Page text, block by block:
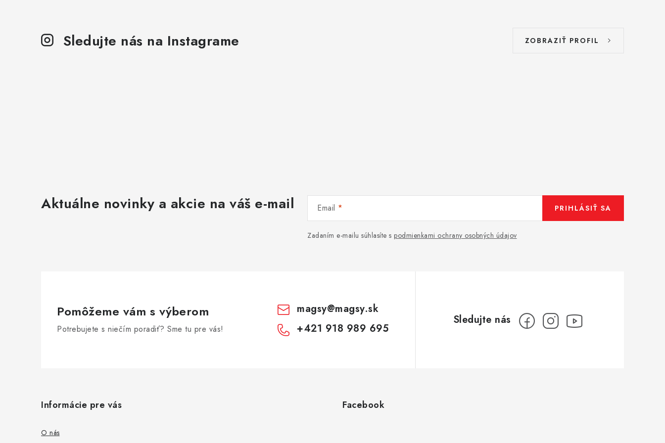
Sledujte nás na Instagrame ZOBRAZIŤ PROFIL
Aktuálne novinky a akcie na váš e-mail Email
Zadaním e-mailu súhlasíte s podmienkami ochrany osobných údajov
PRIHLÁSIŤ SA
Pomôžeme vám s výberom
Potrebujete s niečím poradiť? Sme tu pre vás!
magsy@magsy.sk
+421 918 989 695
Informácie pre vás
O nás
Facebook